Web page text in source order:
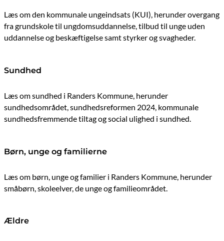
Læs om den kommunale ungeindsats (KUI), herunder overgang
fra grundskole til ungdomsuddannelse, tilbud til unge uden
uddannelse og beskæftigelse samt styrker og svagheder.
Sundhed
Læs om sundhed i Randers Kommune, herunder
sundhedsområdet, sundhedsreformen 2024, kommunale
sundhedsfremmende tiltag og social ulighed i sundhed.
Børn, unge og familierne
Læs om børn, unge og familier i Randers Kommune, herunder
småbørn, skoleelver, de unge og familieområdet.
Ældre